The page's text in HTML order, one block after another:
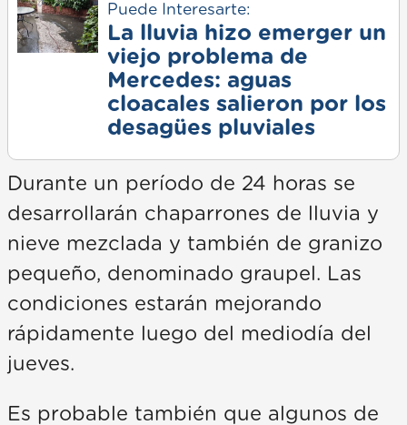
Puede Interesarte:
La lluvia hizo emerger un
viejo problema de
Mercedes: aguas
cloacales salieron por los
desagües pluviales
Durante un período de 24 horas se
desarrollarán chaparrones de lluvia y
nieve mezclada y también de granizo
pequeño, denominado graupel. Las
condiciones estarán mejorando
rápidamente luego del mediodía del
jueves.
Es probable también que algunos de